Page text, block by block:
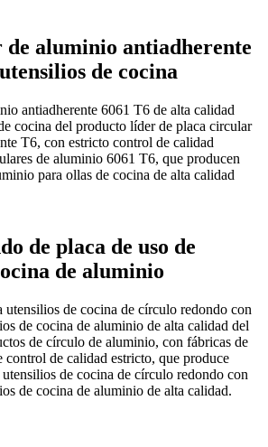
aluminio antiadherente
de cocina
antiadherente 6061 T6 de alta calidad
cocina del producto líder de placa circular
T6, con estricto control de calidad
de aluminio 6061 T6, que producen
para ollas de cocina de alta calidad
de placa de uso de
de aluminio
de cocina de círculo redondo con
de cocina de aluminio de alta calidad del
de círculo de aluminio, con fábricas de
de calidad estricto, que produce
de cocina de círculo redondo con
de cocina de aluminio de alta calidad.